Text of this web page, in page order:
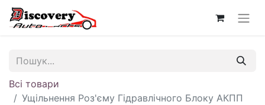
Всі товари
Ущільнення Роз'єму Гідравлічного Блоку АКПП